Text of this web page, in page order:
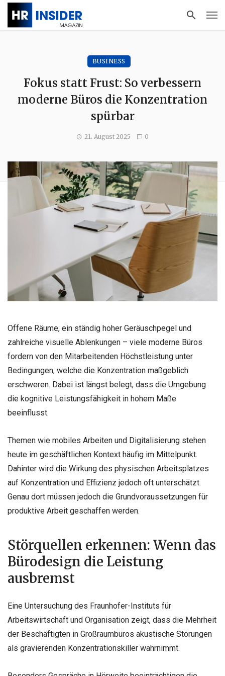
BUSINESS
Fokus statt Frust: So verbessern
moderne Büros die Konzentration
spürbar
21. August 2025 0
Offene Räume, ein ständig hoher Geräuschpegel und
zahlreiche visuelle Ablenkungen – viele moderne Büros
fordern von den Mitarbeitenden Höchstleistung unter
Bedingungen, welche die Konzentration maßgeblich
erschweren. Dabei ist längst belegt, dass die Umgebung
die kognitive Leistungsfähigkeit in hohem Maße
beeinflusst.
Themen wie mobiles Arbeiten und Digitalisierung stehen
heute im geschäftlichen Kontext häufig im Mittelpunkt.
Dahinter wird die Wirkung des physischen Arbeitsplatzes
auf Konzentration und Effizienz jedoch oft unterschätzt.
Genau dort müssen jedoch die Grundvoraussetzungen für
produktive Arbeit geschaffen werden.
Störquellen erkennen: Wenn das
Bürodesign die Leistung
ausbremst
Eine Untersuchung des Fraunhofer-Instituts für
Arbeitswirtschaft und Organisation zeigt, dass die Mehrheit
der Beschäftigten in Großraumbüros akustische Störungen
als gravierenden Konzentrationskiller wahrnimmt.